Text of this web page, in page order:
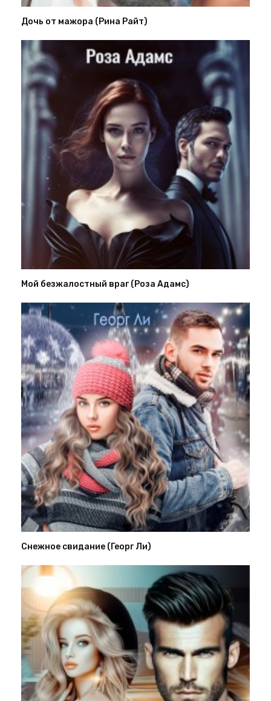
Дочь от мажора (Рина Райт)
Мой безжалостный враг (Роза Адамс)
Снежное свидание (Георг Ли)